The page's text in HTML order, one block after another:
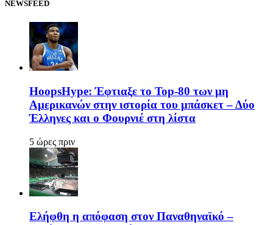
NEWSFEED
HoopsHype: Έφτιαξε το Top-80 των μη
Αμερικανών στην ιστορία του μπάσκετ – Δύο
Έλληνες και ο Φουρνιέ στη λίστα
5 ώρες πριν
Ελήφθη η απόφαση στον Παναθηναϊκό –